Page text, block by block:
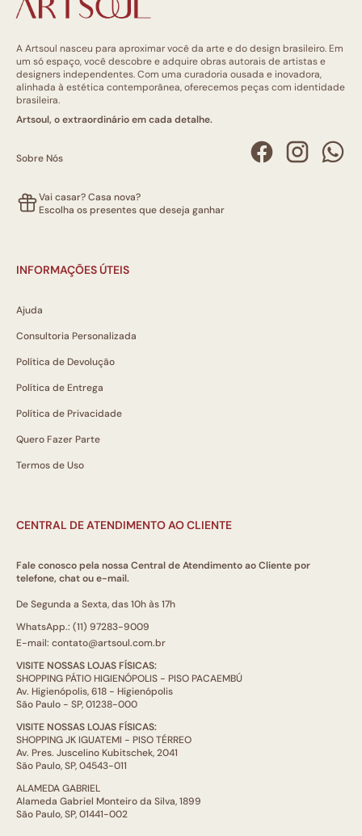
A Artsoul nasceu para aproximar você da arte e do design brasileiro. Em
um só espaço, você descobre e adquire obras autorais de artistas e
designers independentes. Com uma curadoria ousada e inovadora,
alinhada à estética contemporânea, oferecemos peças com identidade
brasileira.
Artsoul, o extraordinário em cada detalhe.
Sobre Nós
Vai casar? Casa nova?
Escolha os presentes que deseja ganhar
INFORMAÇÕES ÚTEIS
Ajuda
Consultoria Personalizada
Política de Devolução
Política de Entrega
Política de Privacidade
Quero Fazer Parte
Termos de Uso
CENTRAL DE ATENDIMENTO AO CLIENTE
Fale conosco pela nossa Central de Atendimento ao Cliente por
telefone, chat ou e-mail.
De Segunda a Sexta, das 10h às 17h
WhatsApp.: (11) 97283-9009
E-mail: contato@artsoul.com.br
VISITE NOSSAS LOJAS FÍSICAS:
SHOPPING PÁTIO HIGIENÓPOLIS - PISO PACAEMBÚ
Av. Higienópolis, 618 - Higienópolis
São Paulo - SP, 01238-000
VISITE NOSSAS LOJAS FÍSICAS:
SHOPPING JK IGUATEMI - PISO TÉRREO
Av. Pres. Juscelino Kubitschek, 2041
São Paulo, SP, 04543-011
ALAMEDA GABRIEL
Alameda Gabriel Monteiro da Silva, 1899
São Paulo, SP, 01441-002